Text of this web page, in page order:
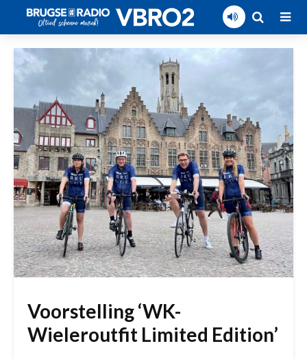
Voorstelling ‘WK-
Wieleroutfit Limited Edition’